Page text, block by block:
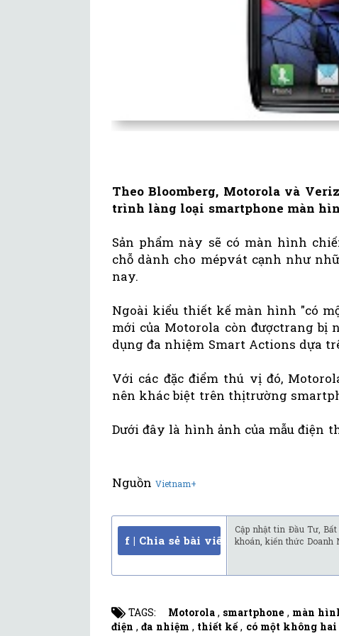
Theo Bloomberg, Motorola và
trình làng loại smartphone màn
Sản phẩm này sẽ có màn hình
chỗ dành cho mépvát cạnh như
nay.
Ngoài kiểu thiết kế màn hình "có
mới của Motorola còn đượctrang
dụng đa nhiệm Smart Actions dựa
Với các đặc điểm thú vị đó,
nên khác biệt trên thịtrường
Dưới đây là hình ảnh của mẫu điện
NguồnVietnam+
f | Chia sẻ bài viết
Cập nhật tin Đầu Tư,
khoán, kiến thức Doanh
TAGS: Motorola , smartphone , màn
điện ,đa nhiệm , thiết kế, có một không hai